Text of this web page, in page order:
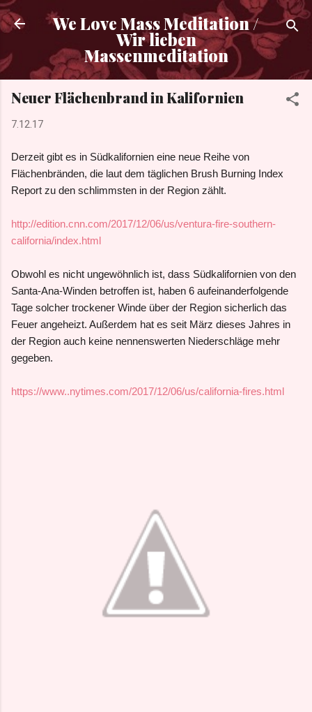
Direkt zum Hauptbereich
We Love Mass Meditation /
Wir lieben
Massenmeditation
Neuer Flächenbrand in Kalifornien
7.12.17
Derzeit gibt es in Südkalifornien eine neue Reihe von
Flächenbränden, die laut dem täglichen Brush Burning Index
Report zu den schlimmsten in der Region zählt.
http://edition.cnn.com/2017/12/06/us/ventura-fire-southern-
california/index.html
Obwohl es nicht ungewöhnlich ist, dass Südkalifornien von den
Santa-Ana-Winden betroffen ist, haben 6 aufeinanderfolgende
Tage solcher trockener Winde über der Region sicherlich das
Feuer angeheizt. Außerdem hat es seit März dieses Jahres in
der Region auch keine nennenswerten Niederschläge mehr
gegeben.
https://www..nytimes.com/2017/12/06/us/california-fires.html